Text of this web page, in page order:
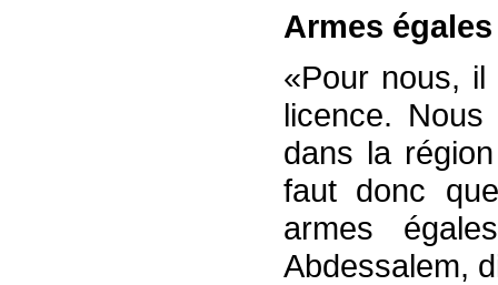
Armes égales
«Pour nous,
licence. Nous
dans la
faut donc
armes
Abdessalem,